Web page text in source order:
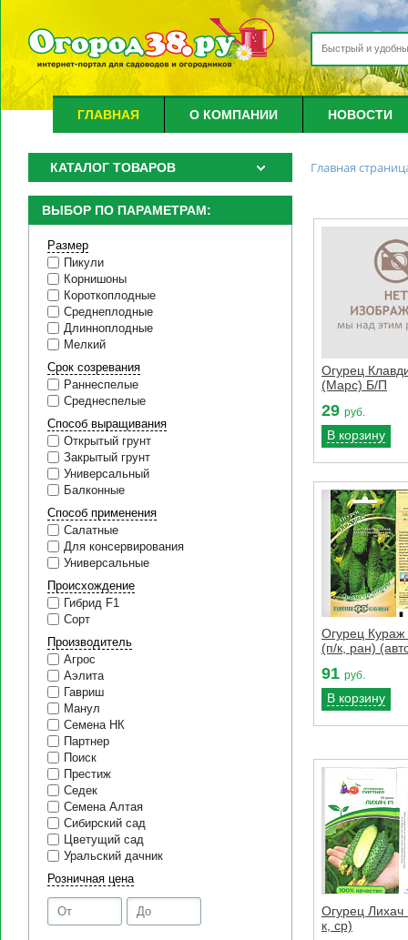
ГЛАВНАЯ О КОМПАНИИ НОВОСТИ
КАТАЛОГ ТОВАРОВ
ВЫБОР ПО ПАРАМЕТРАМ:
Размер
Пикули
Корнишоны
Короткоплодные
Среднеплодные
Длинноплодные
Мелкий
Срок созревания
Раннеспелые
Среднеспелые
Способ выращивания
Открытый грунт
Закрытый грунт
Универсальный
Балконные
Способ применения
Салатные
Для консервирования
Универсальные
Происхождение
Гибрид F1
Сорт
Производитель
Агрос
Аэлита
Гавриш
Манул
Семена НК
Партнер
Поиск
Престиж
Седек
Семена Алтая
Сибирский сад
Цветущий сад
Уральский дачник
Розничная цена
Главная
Огурец
(Марс) Б/П
29 руб.
В корзину
Огурец
(п/к, ран)
91 руб.
В корзину
Огурец
к, ср)